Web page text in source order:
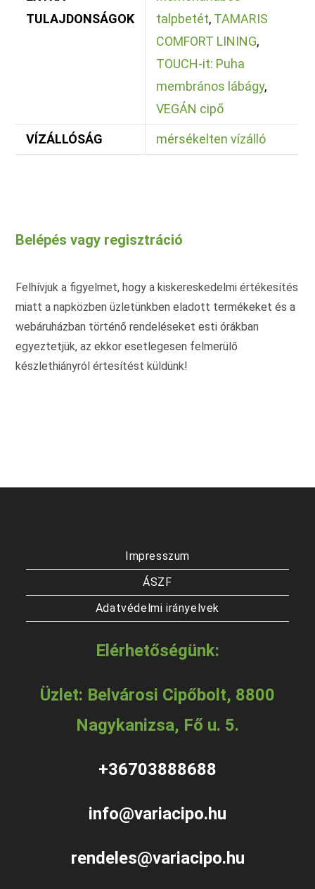
TULAJDONSÁGOK
talpbetét, TAMARIS
COMFORT LINING,
TOUCH-it: Puha
membrános lábágy,
VEGÁN cipő
VÍZÁLLÓSÁG mérsékelten vízálló
Belépés vagy regisztráció
Felhívjuk a figyelmet, hogy a kiskereskedelmi értékesítés
miatt a napközben üzletünkben eladott termékeket és a
webáruházban történő rendeléseket esti órákban
egyeztetjük, az ekkor esetlegesen felmerülő
készlethiányról értesítést küldünk!
Impresszum
ÁSZF
Adatvédelmi irányelvek
Elérhetőségünk:
Üzlet: Belvárosi Cipőbolt, 8800
Nagykanizsa, Fő u. 5.
+36703888688
info@variacipo.hu
rendeles@variacipo.hu